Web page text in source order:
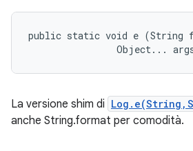
public static void e (String
Object...
La versione shim di
anche String.format per comodità.